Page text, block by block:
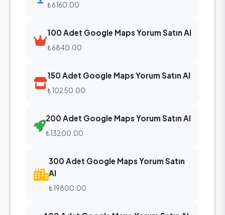
₺6160.00
100 Adet Google Maps Yorum Satın Al
₺6840.00
150 Adet Google Maps Yorum Satın Al
₺10250.00
200 Adet Google Maps Yorum Satın Al
₺13200.00
300 Adet Google Maps Yorum Satın
Al
₺19800.00